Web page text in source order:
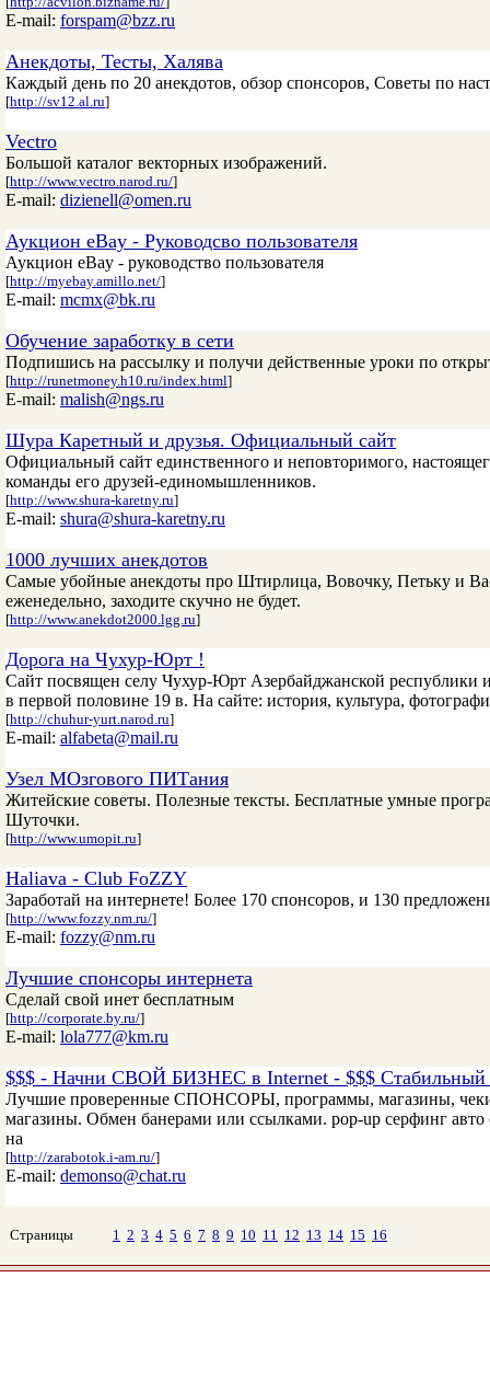
E-mail: forspam@bzz.ru
Анекдоты, Тесты, Халява
Каждый день по 20 анекдотов, обзор спонсоров, Советы по
[http://sv12.al.ru]
Vectro
Большой каталог векторных изображений.
[http://www.vectro.narod.ru/]
E-mail: dizienell@omen.ru
Аукцион eBay - Руководсво пользователя
Аукцион eBay - руководство пользователя
[http://myebay.amillo.net/]
E-mail: mcmx@bk.ru
Обучение заработку в сети
Подпишись на рассылку и получи действенные уроки по
[http://runetmoney.h10.ru/index.html]
E-mail: malish@ngs.ru
Шура Каретный и друзья. Официальный сайт
Официальный сайт единственного и неповторимого,
команды его друзей-единомышленников.
[http://www.shura-karetny.ru]
E-mail: shura@shura-karetny.ru
1000 лучших анекдотов
Самые убойные анекдоты про Штирлица, Вовочку, Петьку и
еженедельно, заходите скучно не будет.
[http://www.anekdot2000.lgg.ru]
Дорога на Чухур-Юрт !
Сайт посвящен селу Чухур-Юрт Азербайджанской республики
в первой половине 19 в. На сайте: история, культура,
[http://chuhur-yurt.narod.ru]
E-mail: alfabeta@mail.ru
Узел МОзгового ПИТания
Житейские советы. Полезные тексты. Бесплатные умные
Шуточки.
[http://www.umopit.ru]
Haliava - Club FoZZY
Заработай на интернете! Более 170 спонсоров, и 130
[http://www.fozzy.nm.ru/]
E-mail: fozzy@nm.ru
Лучшие спонсоры интернета
Сделай свой инет бесплатным
[http://corporate.by.ru/]
E-mail: lola777@km.ru
$$$ - Начни СВОЙ БИЗНЕС в Internet - $$$
Лучшие проверенные СПОНСОРЫ, программы, магазины,
магазины. Обмен банерами или ссылками. pop-up серфинг
на
[http://zarabotok.i-am.ru/]
E-mail: demonso@chat.ru
Страницы 1 2 3 4 5 6 7 8 9 10 11 12 13 14 15 16